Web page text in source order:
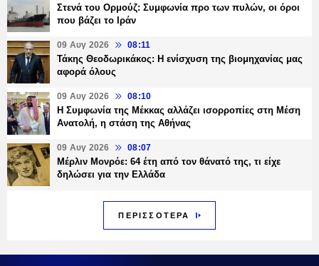
Στενά του Ορμούζ: Συμφωνία προ των πυλών, οι όροι
που βάζει το Ιράν
09 Αυγ 2026 08:11
Τάκης Θεοδωρικάκος: Η ενίσχυση της βιομηχανίας μας
αφορά όλους
09 Αυγ 2026 08:10
Η Συμφωνία της Μέκκας αλλάζει ισορροπίες στη Μέση
Ανατολή, η στάση της Αθήνας
09 Αυγ 2026 08:07
Μέρλιν Μονρόε: 64 έτη από τον θάνατό της, τι είχε
δηλώσει για την Ελλάδα
ΠΕΡΙΣΣΟΤΕΡΑ